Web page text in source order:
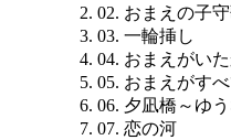
02. おまえの子
03. 一輪挿し
04. おまえがい
05. おまえがす
06. 夕凪橋～ゆ
07. 恋の河